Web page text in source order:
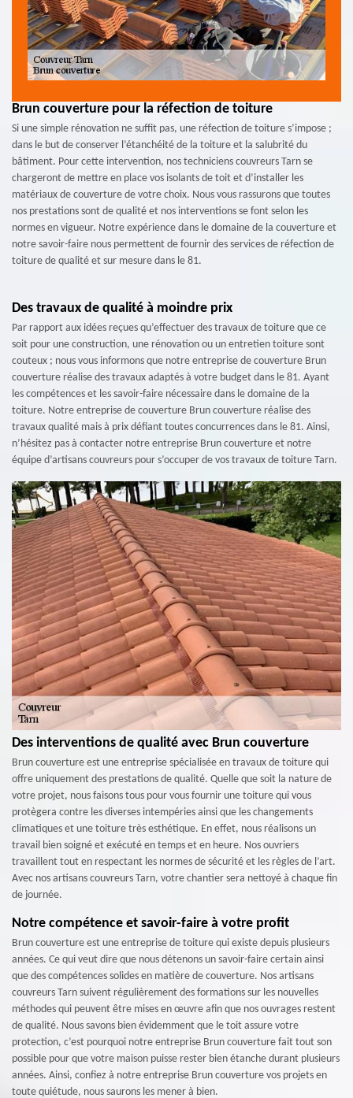
Brun couverture pour la réfection de toiture
Si une simple rénovation ne suffit pas, une réfection de toiture s’impose ;
dans le but de conserver l’étanchéité de la toiture et la salubrité du
bâtiment. Pour cette intervention, nos techniciens couvreurs Tarn se
chargeront de mettre en place vos isolants de toit et d’installer les
matériaux de couverture de votre choix. Nous vous rassurons que toutes
nos prestations sont de qualité et nos interventions se font selon les
normes en vigueur. Notre expérience dans le domaine de la couverture et
notre savoir-faire nous permettent de fournir des services de réfection de
toiture de qualité et sur mesure dans le 81.
Des travaux de qualité à moindre prix
Par rapport aux idées reçues qu’effectuer des travaux de toiture que ce
soit pour une construction, une rénovation ou un entretien toiture sont
couteux ; nous vous informons que notre entreprise de couverture Brun
couverture réalise des travaux adaptés à votre budget dans le 81. Ayant
les compétences et les savoir-faire nécessaire dans le domaine de la
toiture. Notre entreprise de couverture Brun couverture réalise des
travaux qualité mais à prix défiant toutes concurrences dans le 81. Ainsi,
n’hésitez pas à contacter notre entreprise Brun couverture et notre
équipe d’artisans couvreurs pour s’occuper de vos travaux de toiture Tarn.
Des interventions de qualité avec Brun couverture
Brun couverture est une entreprise spécialisée en travaux de toiture qui
offre uniquement des prestations de qualité. Quelle que soit la nature de
votre projet, nous faisons tous pour vous fournir une toiture qui vous
protègera contre les diverses intempéries ainsi que les changements
climatiques et une toiture très esthétique. En effet, nous réalisons un
travail bien soigné et exécuté en temps et en heure. Nos ouvriers
travaillent tout en respectant les normes de sécurité et les règles de l’art.
Avec nos artisans couvreurs Tarn, votre chantier sera nettoyé à chaque fin
de journée.
Notre compétence et savoir-faire à votre profit
Brun couverture est une entreprise de toiture qui existe depuis plusieurs
années. Ce qui veut dire que nous détenons un savoir-faire certain ainsi
que des compétences solides en matière de couverture. Nos artisans
couvreurs Tarn suivent régulièrement des formations sur les nouvelles
méthodes qui peuvent être mises en œuvre afin que nos ouvrages restent
de qualité. Nous savons bien évidemment que le toit assure votre
protection, c’est pourquoi notre entreprise Brun couverture fait tout son
possible pour que votre maison puisse rester bien étanche durant plusieurs
années. Ainsi, confiez à notre entreprise Brun couverture vos projets en
toute quiétude, nous saurons les mener à bien.